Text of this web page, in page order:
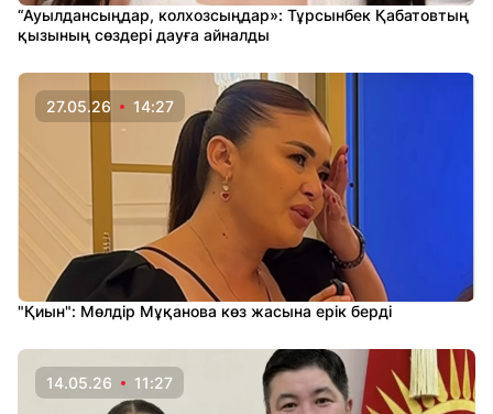
“Ауылдансыңдар, колхозсыңдар»: Тұрсынбек Қабатовтың
қызының сөздері дауға айналды
27.05.26 14:27
"Қиын": Мөлдір Мұқанова көз жасына ерік берді
14.05.26 11:27